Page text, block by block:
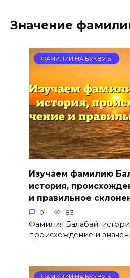
Значение
ФАМИЛИИ НА БУКВУ Б
Изучаем фамилию
история,
и правильное
0 83
Фамилия Балабай:
происхождение и